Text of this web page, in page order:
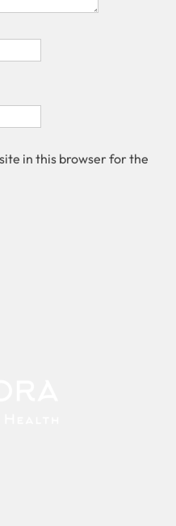
in this browser for the